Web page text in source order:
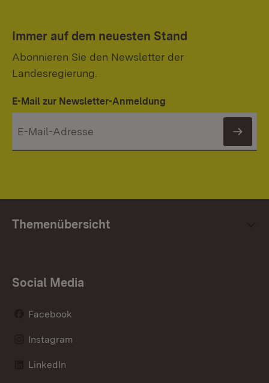
Immer auf dem neuesten Stand
Abonnieren Sie den Newsletter der
Landesregierung.
E-Mail zur Newsletter-Anmeldung
Themenübersicht
Social Media
Facebook
Instagram
LinkedIn